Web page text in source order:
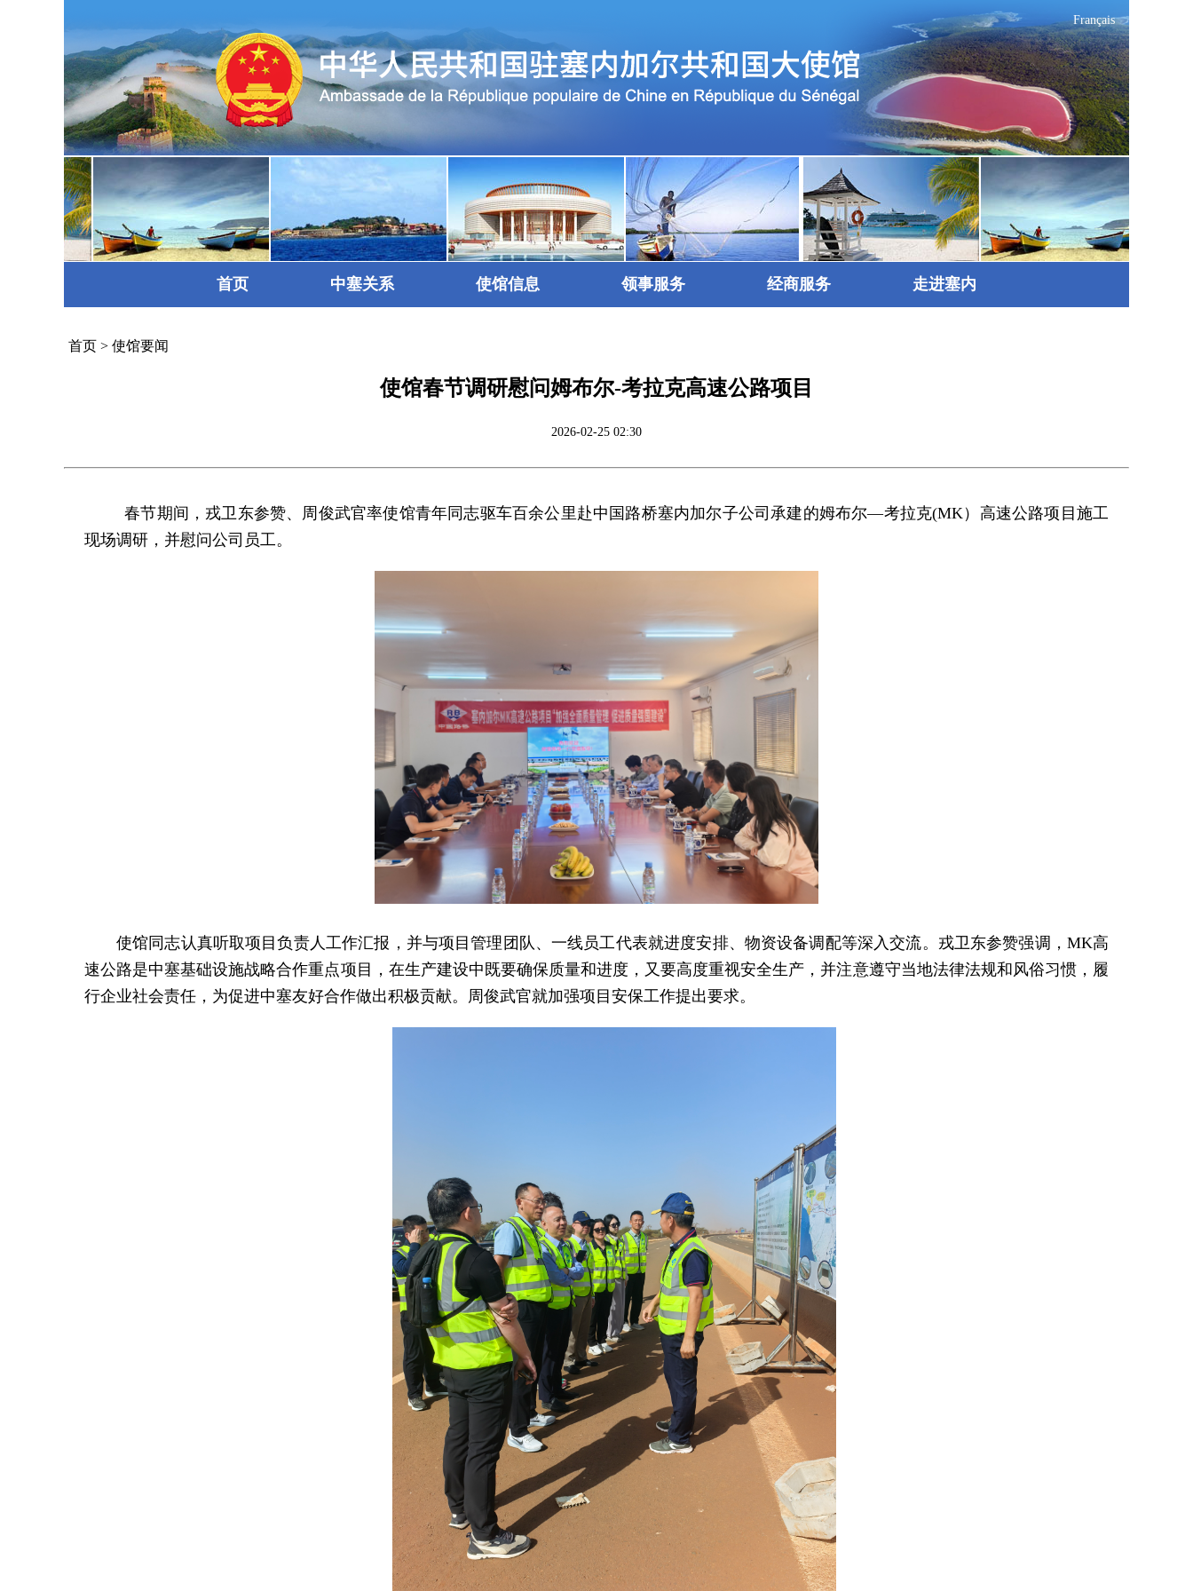
Français
首页 中塞关系 使馆信息 领事服务 经商服务 走进塞内
首页 > 使馆要闻
使馆春节调研慰问姆布尔-考拉克高速公路项目
2026-02-25 02:30
春节期间，戎卫东参赞、周俊武官率使馆青年同志驱车百余公里赴中国路桥塞内加尔子公司承建的姆布尔—考拉克(MK）高速公路项目施工
现场调研，并慰问公司员工。
使馆同志认真听取项目负责人工作汇报，并与项目管理团队、一线员工代表就进度安排、物资设备调配等深入交流。戎卫东参赞强调，MK高
速公路是中塞基础设施战略合作重点项目，在生产建设中既要确保质量和进度，又要高度重视安全生产，并注意遵守当地法律法规和风俗习惯，履
行企业社会责任，为促进中塞友好合作做出积极贡献。周俊武官就加强项目安保工作提出要求。